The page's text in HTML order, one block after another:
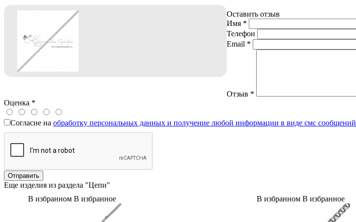
Оставить отзыв
Имя *
Телефон
Email *
Отзыв *
Оценка *
Согласие на обработку персональных данных и получение любой информации в виде смс сообщений
Еще изделия из раздела "Цепи"
В избранном В избранное В избранном В избранное